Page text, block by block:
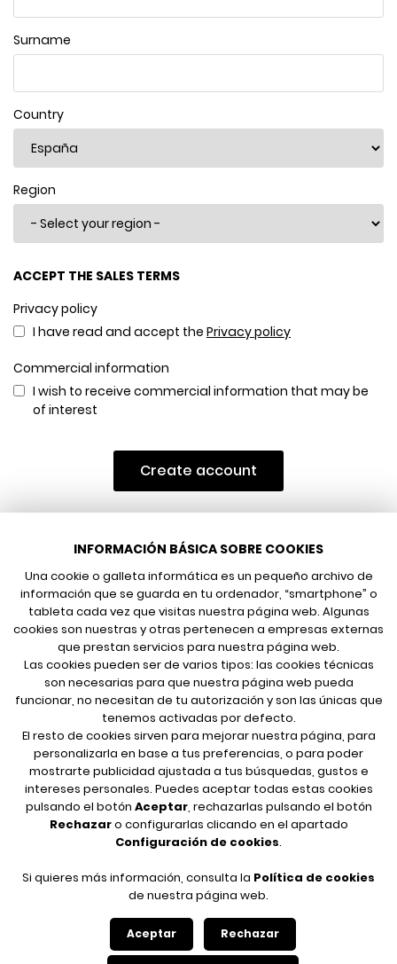
Surname
Country
Region
ACCEPT THE SALES TERMS
Privacy policy
I have read and accept the Privacy policy
Commercial information
I wish to receive commercial information that may be
of interest
Create account
FOLLOW ME
LEGAL INFORMATION
Legal notice
Your safety data
Cookies policy
INFORMACIÓN BÁSICA SOBRE COOKIES
Una cookie o galleta informática es un pequeño archivo de
información que se guarda en tu ordenador, “smartphone” o
tableta cada vez que visitas nuestra página web. Algunas
cookies son nuestras y otras pertenecen a empresas externas
que prestan servicios para nuestra página web.
Las cookies pueden ser de varios tipos: las cookies técnicas
son necesarias para que nuestra página web pueda
funcionar, no necesitan de tu autorización y son las únicas que
tenemos activadas por defecto.
El resto de cookies sirven para mejorar nuestra página, para
personalizarla en base a tus preferencias, o para poder
mostrarte publicidad ajustada a tus búsquedas, gustos e
intereses personales. Puedes aceptar todas estas cookies
pulsando el botón Aceptar, rechazarlas pulsando el botón
Rechazaro configurarlas clicando en el apartado
Configuración de cookies.
Si quieres más información, consulta la Política de cookies
de nuestra página web.
Aceptar Rechazar